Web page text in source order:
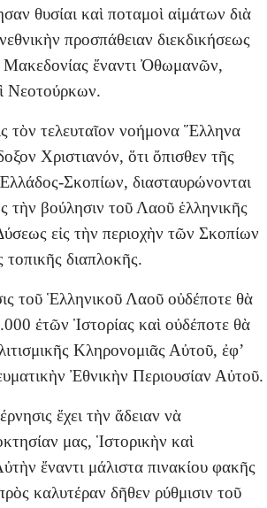
θυσίαι καὶ ποταμοὶ αἱμάτων διὰ
προσπάθειαν διεκδικήσεως
Μακεδονίας ἔναντι Ὀθωμανῶν,
Νεοτούρκων.
τὸν τελευταῖον νοήμονα Ἕλληνα
Χριστιανόν, ὅτι ὄπισθεν τῆς
Σκοπίων, διασταυρώνονται
τὴν βούλησιν τοῦ Λαοῦ ἑλληνικῆς
εἰς τὴν περιοχὴν τῶν Σκοπίων
τοπικῆς διαπλοκῆς.
τοῦ Ἑλληνικοῦ Λαοῦ οὐδέποτε θὰ
ἐτῶν Ἱστορίας καὶ οὐδέποτε θὰ
Κληρονομιᾶς Αὐτοῦ, ἐφ’
Ἐθνικὴν Περιουσίαν Αὐτοῦ.
ἔχει τὴν ἄδειαν νὰ
μας, Ἱστορικὴν καὶ
ἔναντι μάλιστα πινακίου φακῆς
καλυτέραν δῆθεν ρύθμισιν τοῦ